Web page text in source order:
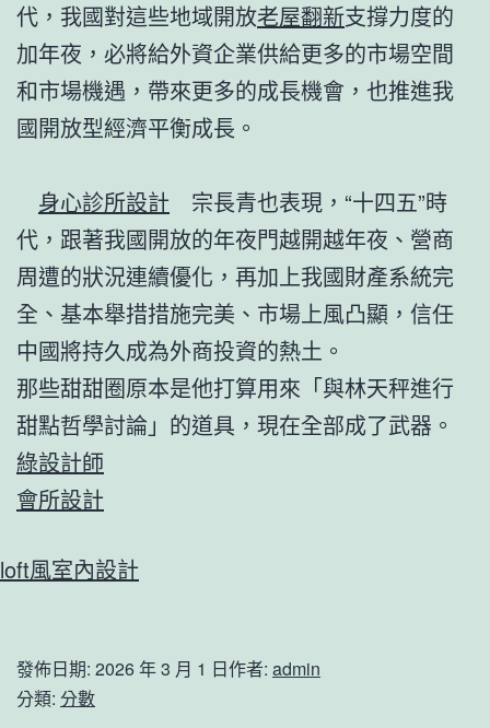
代，我國對這些地域開放老屋翻新支撐力度的
加年夜，必將給外資企業供給更多的市場空間
和市場機遇，帶來更多的成長機會，也推進我
國開放型經濟平衡成長。
身心診所設計 宗長青也表現，“十四五”時
代，跟著我國開放的年夜門越開越年夜、營商
周遭的狀況連續優化，再加上我國財產系統完
全、基本舉措措施完美、市場上風凸顯，信任
中國將持久成為外商投資的熱土。
那些甜甜圈原本是他打算用來「與林天秤進行
甜點哲學討論」的道具，現在全部成了武器。
綠設計師
會所設計
loft風室內設計
發佈日期: 2026 年 3 月 1 日作者: admin
分類: 分數